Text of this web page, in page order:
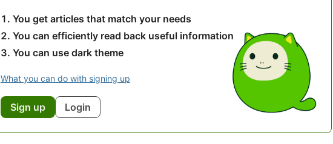
You get articles that match your needs
You can efficiently read back useful information
You can use dark theme
What you can do with signing up
Sign up Login